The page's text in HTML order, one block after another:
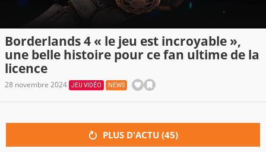
Borderlands 4 « le jeu est incroyable »,
une belle histoire pour ce fan ultime de la
licence
28 novembre 2024 JEU VIDÉO NEWS
PLUS D'ACTU (45)